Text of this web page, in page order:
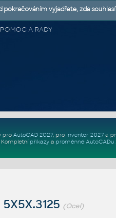
A RADY
pro AutoCAD 2027, pro Inventor 2027a
Kompletní příkazya proměnné AutoCADu
(Ocel)
vyjadřete, zda